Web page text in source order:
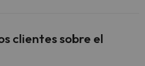
clientes sobre el